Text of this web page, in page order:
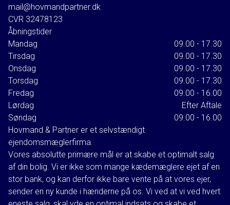
mail@hovmandpartner.dk
CVR 32478123
Åbningstider
Mandag
09.00 - 17.30
Tirsdag
09.00 - 17.30
Onsdag
09.00 - 17.30
Torsdag
09.00 - 17.30
Fredag
09.00 - 16.00
Lørdag
Efter Aftale
Søndag
09.00 - 16.00
Hovmand & Partner er et selvstændigt
ejendomsmæglerfirma.
Vores absolutte primære mål er at skabe et optimalt salg
af din bolig. Vi er ikke som mange kædemæglere ejet af en
stor bank, og kan derfor ikke bare vente på at vores ejer,
sender en ny kunde i hænderne på os. Vi ved at vi ved hvert